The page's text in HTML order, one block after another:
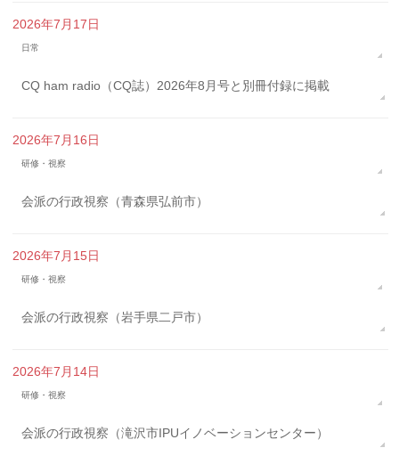
2026年7月17日
日常
CQ ham radio（CQ誌）2026年8月号と別冊付録に掲載
2026年7月16日
研修・視察
会派の行政視察（青森県弘前市）
2026年7月15日
研修・視察
会派の行政視察（岩手県二戸市）
2026年7月14日
研修・視察
会派の行政視察（滝沢市IPUイノベーションセンター）